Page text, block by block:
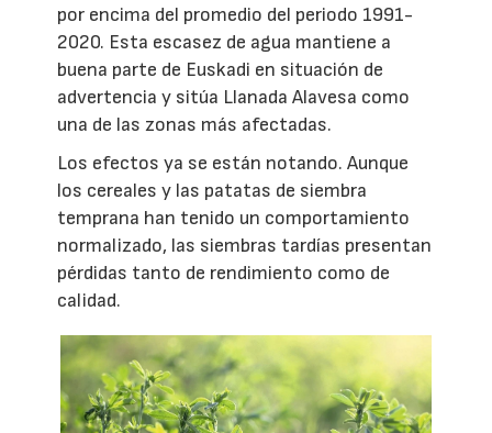
por encima del promedio del periodo 1991-
2020. Esta escasez de agua mantiene a
buena parte de Euskadi en situación de
advertencia y sitúa Llanada Alavesa como
una de las zonas más afectadas.
Los efectos ya se están notando. Aunque
los cereales y las patatas de siembra
temprana han tenido un comportamiento
normalizado, las siembras tardías presentan
pérdidas tanto de rendimiento como de
calidad.